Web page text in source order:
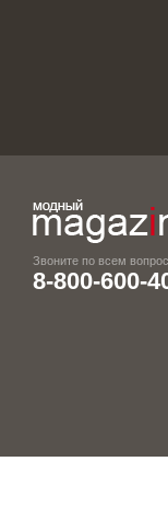
Звоните по всем
8-800-600-